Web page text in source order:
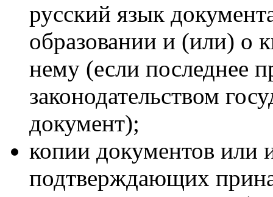
русский язык
образовании и (или) о
нему (если последнее
законодательством
документ);
копии документов или
подтверждающих